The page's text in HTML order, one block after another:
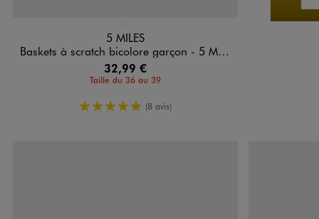
5 MILES
Baskets à scratch bicolore garçon - 5 Miles
32,99 €
Taille du 36 au 39
5/5 de moyenne
(8 avis)